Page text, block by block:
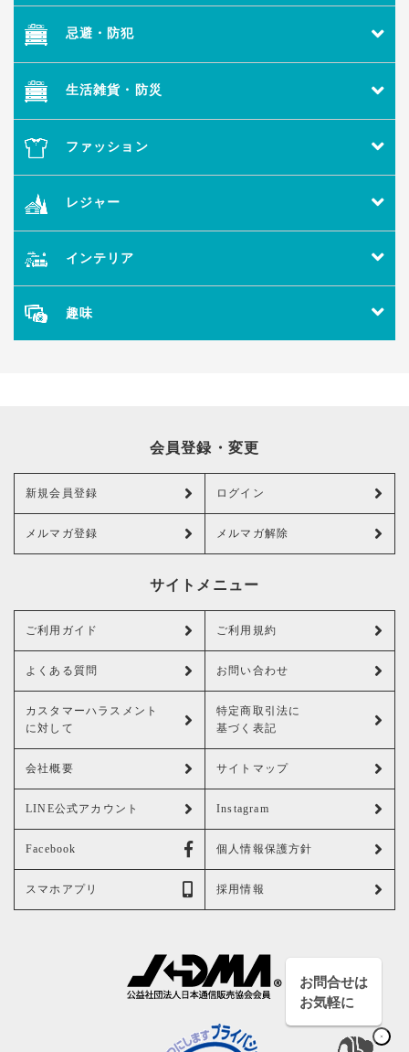
忌避・防犯
生活雑貨・防災
ファッション
レジャー
インテリア
趣味
会員登録・変更
新規会員登録 ログイン
メルマガ登録 メルマガ解除
サイトメニュー
ご利用ガイド ご利用規約
よくある質問 お問い合わせ
カスタマーハラスメント
に対して
特定商取引法に
基づく表記
会社概要 サイトマップ
LINE公式アカウント Instagram
Facebook 個人情報保護方針
スマホアプリ 採用情報
お問合せは
お気軽に